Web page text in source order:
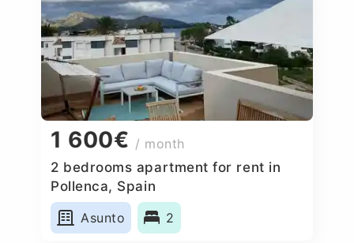
1 600€ / month
2 bedrooms apartment for rent in
Pollenca, Spain
Asunto
2